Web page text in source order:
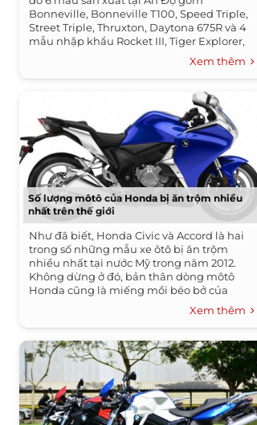
Bonneville, Bonneville T100, Speed Triple,
Street Triple, Thruxton, Daytona 675R và 4
mẫu nhập khẩu Rocket III, Tiger Explorer,
Xem thêm
Số lượng môtô của Honda bị ăn trộm nhiều
nhất trên thế giới
Như đã biết, Honda Civic và Accord là hai
trong số những mẫu xe ôtô bị ăn trộm
nhiều nhất tại nước Mỹ trong năm 2012.
Không dừng ở đó, bản thân dòng môtô
Honda cũng là miếng mồi béo bở của
Xem thêm